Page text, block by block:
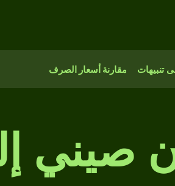
تنبيهات مقارنة أسعار الصرف
صيني